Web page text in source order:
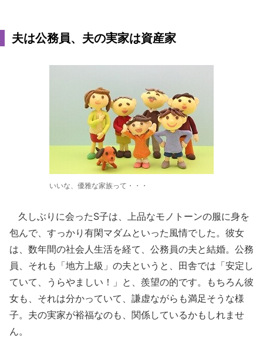
夫は公務員、夫の実家は資産家
いいな、優雅な家族って・・・
久しぶりに会ったS子は、上品なモノトーンの服に身を
包んで、すっかり有閑マダムといった風情でした。彼女
は、数年間の社会人生活を経て、公務員の夫と結婚。公務
員、それも「地方上級」の夫というと、田舎では「安定し
ていて、うらやましい！」と、羨望の的です。もちろん彼
女も、それは分かっていて、謙虚ながらも満足そうな様
子。夫の実家が裕福なのも、関係しているかもしれませ
ん。